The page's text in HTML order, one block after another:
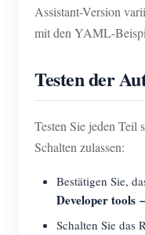
Assistant-Version
mit den YAML-
Testen der
Testen Sie jeden Teil
Schalten zulassen:
Bestätigen Sie,
Developer tools
Schalten Sie das